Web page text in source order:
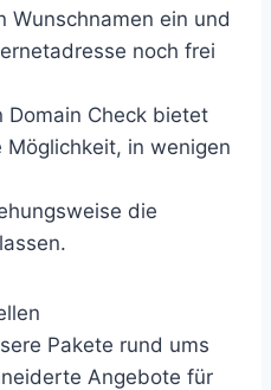
Wunschnamen ein und
noch frei
Domain Check bietet
Möglichkeit, in wenigen
die
Pakete rund ums
Angebote für